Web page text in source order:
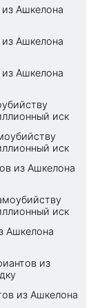
Ашкелона
Ашкелона
Ашкелона
иск
иск
из Ашкелона
иск
Ашкелона
из
из Ашкелона